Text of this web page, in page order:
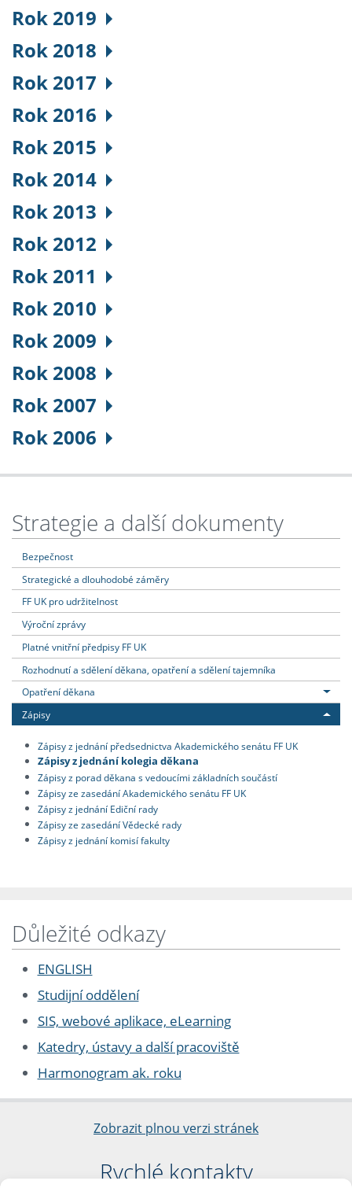
Rok 2019
Rok 2018
Rok 2017
Rok 2016
Rok 2015
Rok 2014
Rok 2013
Rok 2012
Rok 2011
Rok 2010
Rok 2009
Rok 2008
Rok 2007
Rok 2006
Strategie a další dokumenty
Bezpečnost
Strategické a dlouhodobé záměry
FF UK pro udržitelnost
Výroční zprávy
Platné vnitřní předpisy FF UK
Rozhodnutí a sdělení děkana, opatření a sdělení tajemníka
Opatření děkana
Zápisy
Zápisy z jednání předsednictva Akademického senátu FF UK
Zápisy z jednání kolegia děkana
Zápisy z porad děkana s vedoucími základních součástí
Zápisy ze zasedání Akademického senátu FF UK
Zápisy z jednání Ediční rady
Zápisy ze zasedání Vědecké rady
Zápisy z jednání komisí fakulty
Důležité odkazy
ENGLISH
Studijní oddělení
SIS, webové aplikace, eLearning
Katedry, ústavy a další pracoviště
Harmonogram ak. roku
Zobrazit plnou verzi stránek
Rychlé kontakty